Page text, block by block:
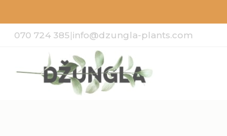
070 724 385|info@dzungla-plants.com